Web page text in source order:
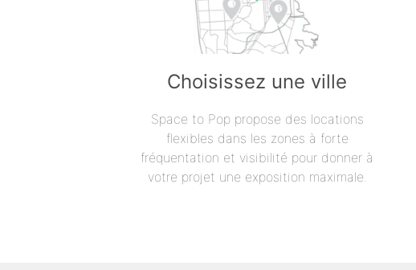
Choisissez une ville
Space to Pop propose des locations
flexibles dans les zones à forte
fréquentation et visibilité pour donner à
votre projet une exposition maximale.